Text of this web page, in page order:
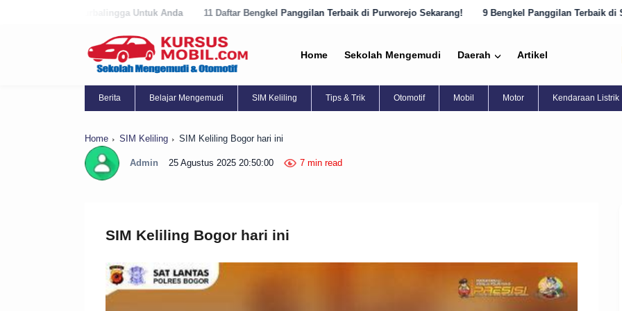
11 Daftar Bengkel Panggilan Terbaik di Purworejo Sekarang! 9 Bengkel Panggilan Terbaik di Semarang yang Harus
Home Sekolah Mengemudi Daerah Artikel
Berita Belajar Mengemudi SIM Keliling Tips & Trik Otomotif Mobil Motor Kendaraan Listrik
Home SIM Keliling SIM Keliling Bogor hari ini
Admin 25 Agustus 2025 20:50:00 7 min read
SIM Keliling Bogor hari ini